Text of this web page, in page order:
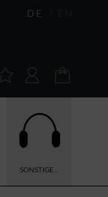
DE
SONSTIGE...